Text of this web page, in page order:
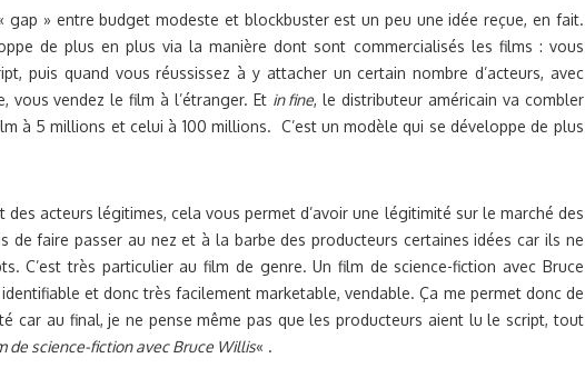
gap » entre budget modeste et blockbuster est un peu une idée reçue, en fait.
de plus en plus via la manière dont sont commercialisés les films : vous
puis quand vous réussissez à y attacher un certain nombre d’acteurs, avec
vous vendez le film à l’étranger. Et in fine, le distributeur américain va combler
à 5 millions et celui à 100 millions. C’est un modèle qui se développe de plus
des acteurs légitimes, cela vous permet d’avoir une légitimité sur le marché des
de faire passer au nez et à la barbe des producteurs certaines idées car ils ne
C’est très particulier au film de genre. Un film de science-fiction avec Bruce
et donc très facilement marketable, vendable. Ça me permet donc de
car au final, je ne pense même pas que les producteurs aient lu le script, tout
de science-fiction avec Bruce Willis« .